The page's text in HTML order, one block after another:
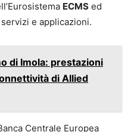
ECMS ed
e applicazioni.
di Imola: prestazioni
di Allied
Centrale Europea